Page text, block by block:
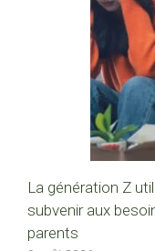
La génération Z
subvenir aux
parents